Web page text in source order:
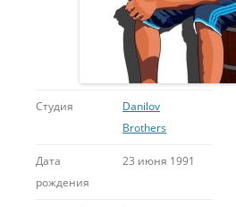
Студия
Danilov
Brothers
Дата
рождения
23 июня 1991